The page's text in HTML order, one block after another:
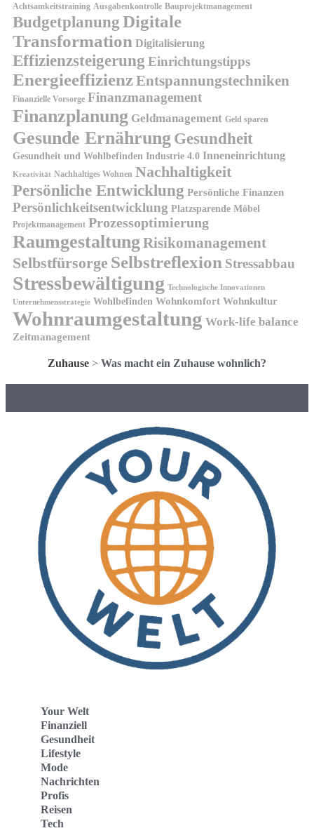
Achtsamkeitstraining Ausgabenkontrolle Bauprojektmanagement
BudgetplanungDigitale
Transformation Digitalisierung
Effizienzsteigerung Einrichtungstipps
EnergieeffizienzEntspannungstechniken
Finanzielle Vorsorge Finanzmanagement
Finanzplanung Geldmanagement Geld sparen
Gesunde Ernährung Gesundheit
Gesundheit und Wohlbefinden Industrie 4.0 Inneneinrichtung
Kreativität Nachhaltiges Wohnen Nachhaltigkeit
Persönliche Entwicklung Persönliche Finanzen
Persönlichkeitsentwicklung Platzsparende Möbel
Projektmanagement Prozessoptimierung
Raumgestaltung Risikomanagement
Selbstfürsorge Selbstreflexion Stressabbau
Stressbewältigung Technologische Innovationen
Unternehmensstrategie Wohlbefinden Wohnkomfort Wohnkultur
Wohnraumgestaltung Work-life balance
Zeitmanagement
Zuhause > Was macht ein Zuhause wohnlich?
Your Welt
Finanziell
Gesundheit
Lifestyle
Mode
Nachrichten
Profis
Reisen
Tech